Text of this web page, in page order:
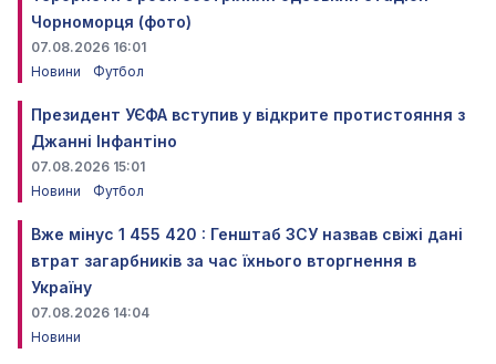
Чорноморця (фото)
07.08.2026 16:01
Новини
Футбол
Президент УЄФА вступив у відкрите протистояння з
Джанні Інфантіно
07.08.2026 15:01
Новини
Футбол
Вже мінус 1 455 420 : Генштаб ЗСУ назвав свіжі дані
втрат загарбників за час їхнього вторгнення в
Україну
07.08.2026 14:04
Новини